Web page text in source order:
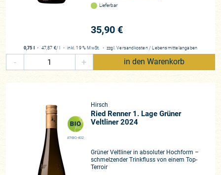
Lieferbar
35,90 €
0,75 l ・ 47,87 €/ l ・inkl. 19 % MwSt. ・ zzgl.Versandkosten / Lebensmittelangaben
- + in den Warenkorb
AT-BIO-402
Hirsch
Ried Renner 1. Lage Grüner
Veltliner 2024
Grüner Veltliner in absoluter Hochform –
schmelzender Trinkfluss von einem Top-
Terroir